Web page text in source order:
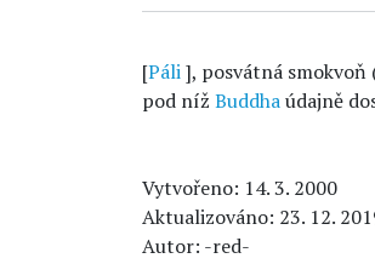
[Páli], posvátná smokvoň
pod níž Buddhaúdajně
Vytvořeno: 14. 3. 2000
Aktualizováno: 23. 12.
Autor: -red-